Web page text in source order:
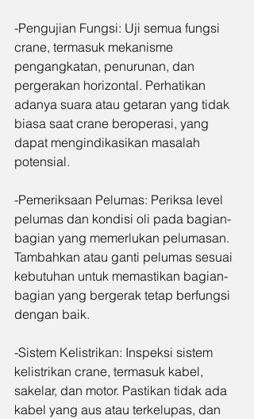
-Pengujian Fungsi: Uji semua fungsi
crane, termasuk mekanisme
pengangkatan, penurunan, dan
pergerakan horizontal. Perhatikan
adanya suara atau getaran yang tidak
biasa saat crane beroperasi, yang
dapat mengindikasikan masalah
potensial.
-Pemeriksaan Pelumas: Periksa level
pelumas dan kondisi oli pada bagian-
bagian yang memerlukan pelumasan.
Tambahkan atau ganti pelumas sesuai
kebutuhan untuk memastikan bagian-
bagian yang bergerak tetap berfungsi
dengan baik.
-Sistem Kelistrikan: Inspeksi sistem
kelistrikan crane, termasuk kabel,
sakelar, dan motor. Pastikan tidak ada
kabel yang aus atau terkelupas, dan